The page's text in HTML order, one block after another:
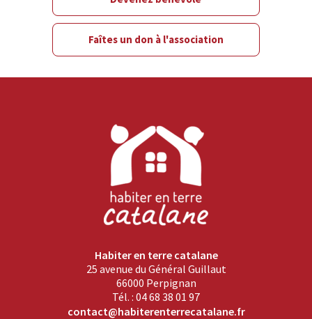
Faîtes un don à l'association
Habiter en terre catalane
25 avenue du Général Guillaut
66000 Perpignan
Tél. : 04 68 38 01 97
contact@habiterenterrecatalane.fr